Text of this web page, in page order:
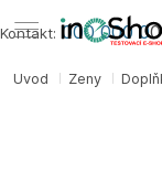
Úvod Ženy
Kontakt: 000 000 0